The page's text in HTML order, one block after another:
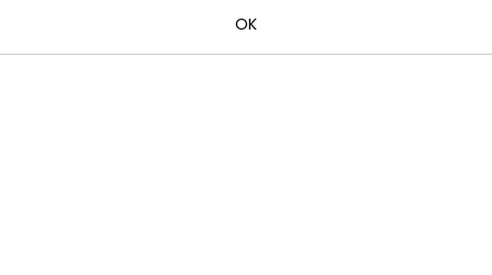
al telèfon al 93 758 23 61
Bústia ciutadana
OK